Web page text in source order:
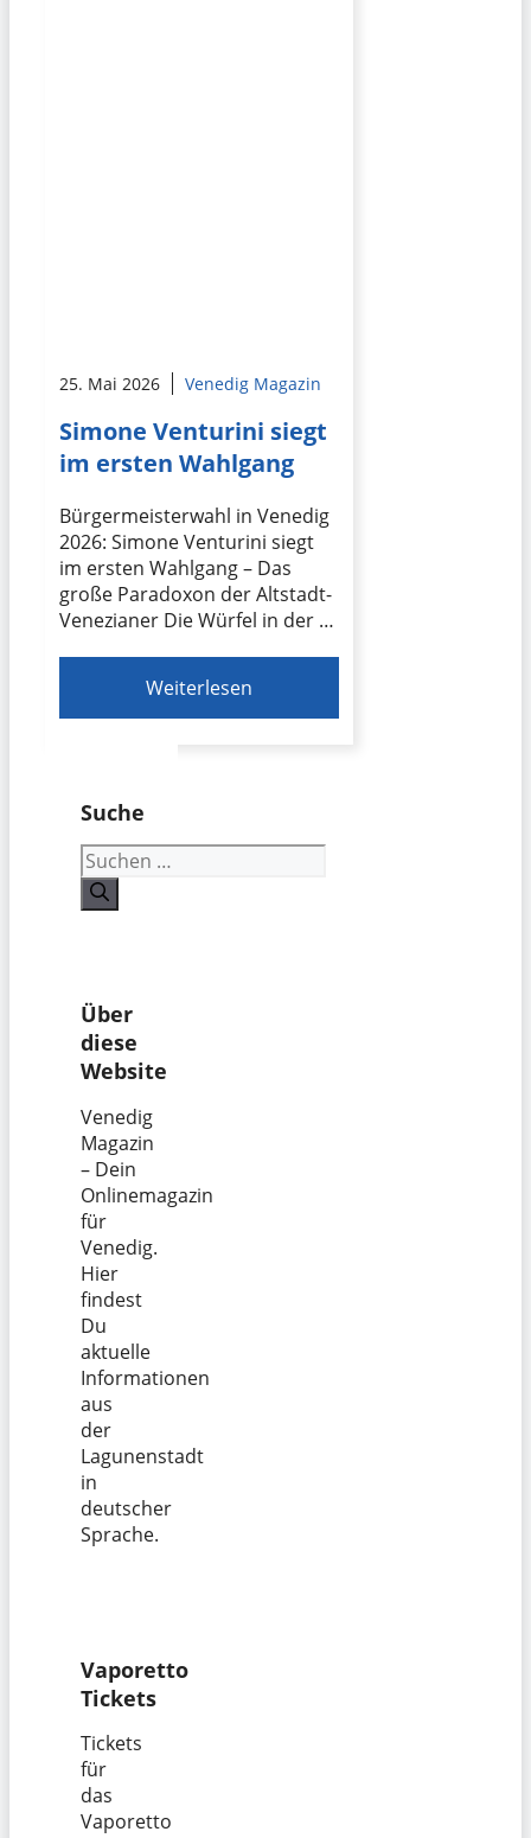
25. Mai 2026 Venedig Magazin
Simone Venturini siegt
im ersten Wahlgang
Bürgermeisterwahl in Venedig
2026: Simone Venturini siegt
im ersten Wahlgang – Das
große Paradoxon der Altstadt-
Venezianer Die Würfel in der …
Weiterlesen
Suche
Suchen
nach:
Über
diese
Website
Venedig
Magazin
– Dein
Onlinemagazin
für
Venedig.
Hier
findest
Du
aktuelle
Informationen
aus
der
Lagunenstadt
in
deutscher
Sprache.
Vaporetto
Tickets
Tickets
für
das
Vaporetto